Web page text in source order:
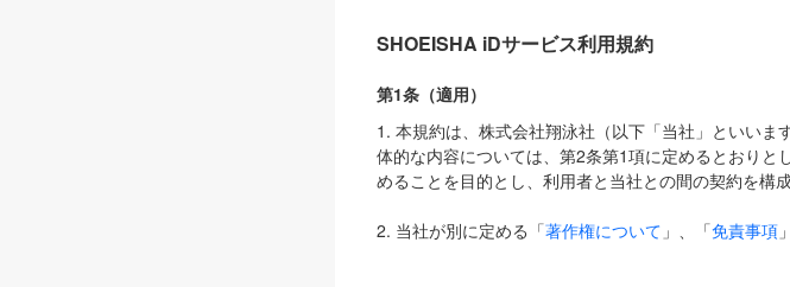
SHOEISHA iDサービス利用規約
第1条（適用）
1. 本規約は、株式会社翔泳社（以下「当社」といい
体的な内容については、第2条第1項に定めるとおり
めることを目的とし、利用者と当社との間の契約を構成
2. 当社が別に定める「著作権について 」、「免責事項